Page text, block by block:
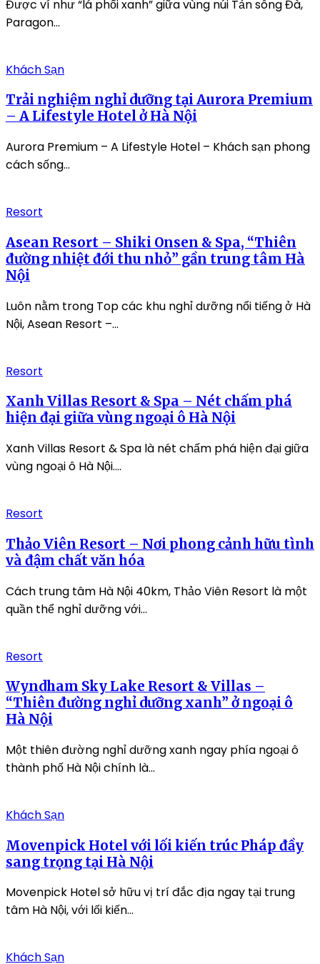
Được ví như “lá phổi xanh” giữa vùng núi Tản sông Đà,
Paragon...
Khách Sạn
Trải nghiệm nghỉ dưỡng tại Aurora Premium
– A Lifestyle Hotel ở Hà Nội
Aurora Premium – A Lifestyle Hotel – Khách sạn phong
cách sống...
Resort
Asean Resort – Shiki Onsen & Spa, “Thiên
đường nhiệt đới thu nhỏ” gần trung tâm Hà
Nội
Luôn nằm trong Top các khu nghỉ dưỡng nổi tiếng ở Hà
Nội, Asean Resort –...
Resort
Xanh Villas Resort & Spa – Nét chấm phá
hiện đại giữa vùng ngoại ô Hà Nội
Xanh Villas Resort & Spa là nét chấm phá hiện đại giữa
vùng ngoại ô Hà Nội....
Resort
Thảo Viên Resort – Nơi phong cảnh hữu tình
và đậm chất văn hóa
Cách trung tâm Hà Nội 40km, Thảo Viên Resort là một
quần thể nghỉ dưỡng với...
Resort
Wyndham Sky Lake Resort & Villas –
“Thiên đường nghỉ dưỡng xanh” ở ngoại ô
Hà Nội
Một thiên đường nghỉ dưỡng xanh ngay phía ngoại ô
thành phố Hà Nội chính là...
Khách Sạn
Movenpick Hotel với lối kiến trúc Pháp đầy
sang trọng tại Hà Nội
Movenpick Hotel sở hữu vị trí đắc địa ngay tại trung
tâm Hà Nội, với lối kiến...
Khách Sạn